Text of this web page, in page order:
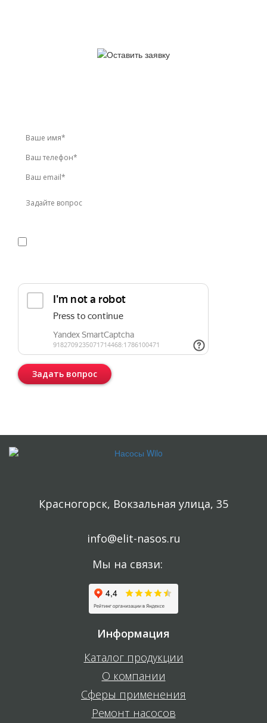
Задать вопрос
Красногорск, Вокзальная улица, 35
info@elit-nasos.ru
Мы на связи:
Информация
Каталог продукции
О компании
Сферы применения
Ремонт насосов